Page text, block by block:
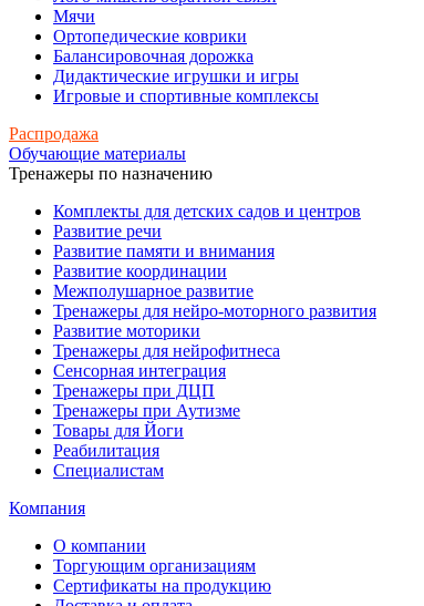
Мячи
Ортопедические коврики
Балансировочная дорожка
Дидактические игрушки и игры
Игровые и спортивные комплексы
Распродажа
Обучающие материалы
Тренажеры по назначению
Комплекты для детских садов и центров
Развитие речи
Развитие памяти и внимания
Развитие координации
Межполушарное развитие
Тренажеры для нейро-моторного развития
Развитие моторики
Тренажеры для нейрофитнеса
Сенсорная интеграция
Тренажеры при ДЦП
Тренажеры при Аутизме
Товары для Йоги
Реабилитация
Специалистам
Компания
О компании
Торгующим организациям
Сертификаты на продукцию